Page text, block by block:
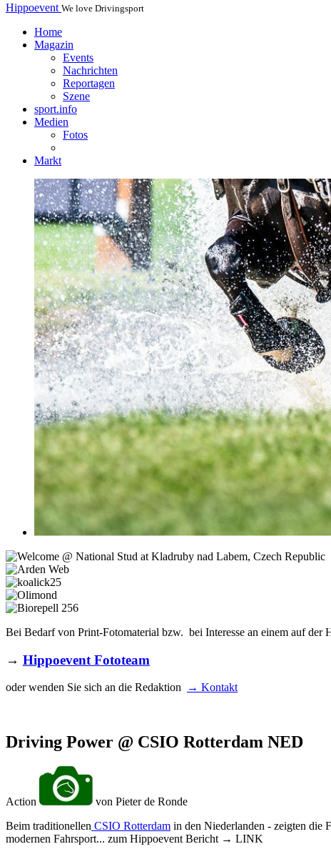
Hippoevent We love Drivingsport
Home
Magazin
Events
Nachrichten
Reportagen
Szene
sport.info
Medien
Fotos
Markt
Bei Bedarf von Print-Fotomaterial bzw. bei Interesse an einem auf
→ Hippoevent Fototeam
oder wenden Sie sich an die Redaktion → Kontakt
Driving Power @ CSIO Rotterdam NED
Action
von Pieter de Ronde
Beim traditionellen CSIO Rotterdam in den Niederlanden - zeigten die
modernen Fahrsport... zum Hippoevent Bericht → LINK